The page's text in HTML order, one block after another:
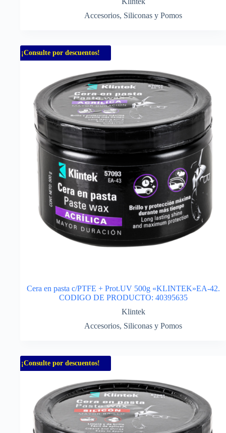
Accesorios, Siliconas y Pomos
¡Consulte por descuentos!
Cera en pasta c/PTFE + Prot.UV 500g «KLINTEK»EA-42.
CODIGO DE PRODUCTO: 40395635
Klintek
Accesorios, Siliconas y Pomos
¡Consulte por descuentos!